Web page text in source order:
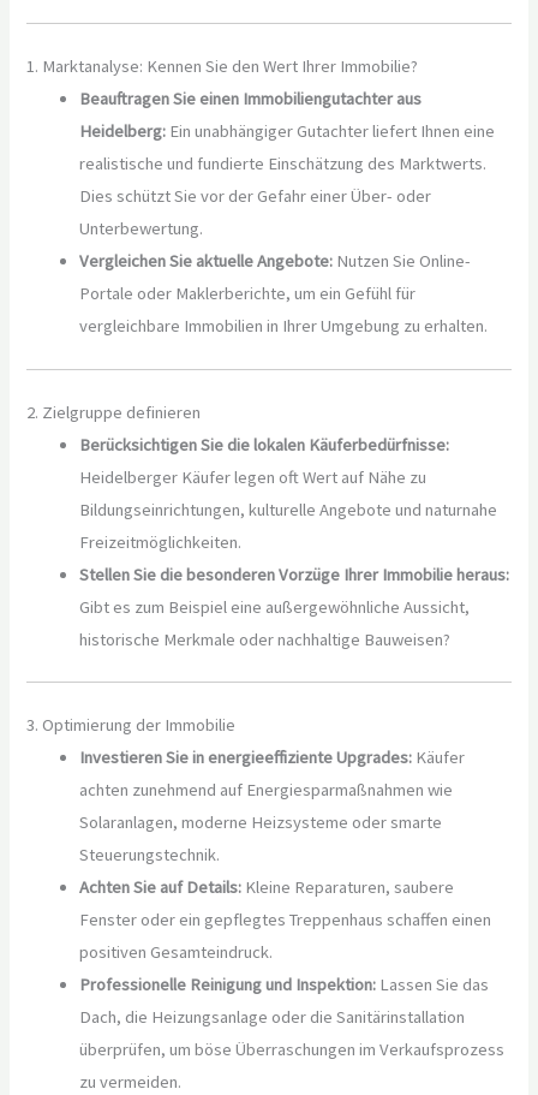
1. Marktanalyse: Kennen Sie den Wert Ihrer Immobilie?
Beauftragen Sie einen Immobiliengutachter aus
Heidelberg: Ein unabhängiger Gutachter liefert Ihnen eine
realistische und fundierte Einschätzung des Marktwerts.
Dies schützt Sie vor der Gefahr einer Über- oder
Unterbewertung.
Vergleichen Sie aktuelle Angebote: Nutzen Sie Online-
Portale oder Maklerberichte, um ein Gefühl für
vergleichbare Immobilien in Ihrer Umgebung zu erhalten.
2. Zielgruppe definieren
Berücksichtigen Sie die lokalen Käuferbedürfnisse:
Heidelberger Käufer legen oft Wert auf Nähe zu
Bildungseinrichtungen, kulturelle Angebote und naturnahe
Freizeitmöglichkeiten.
Stellen Sie die besonderen Vorzüge Ihrer Immobilie heraus:
Gibt es zum Beispiel eine außergewöhnliche Aussicht,
historische Merkmale oder nachhaltige Bauweisen?
3. Optimierung der Immobilie
Investieren Sie in energieeffiziente Upgrades: Käufer
achten zunehmend auf Energiesparmaßnahmen wie
Solaranlagen, moderne Heizsysteme oder smarte
Steuerungstechnik.
Achten Sie auf Details: Kleine Reparaturen, saubere
Fenster oder ein gepflegtes Treppenhaus schaffen einen
positiven Gesamteindruck.
Professionelle Reinigung und Inspektion: Lassen Sie das
Dach, die Heizungsanlage oder die Sanitärinstallation
überprüfen, um böse Überraschungen im Verkaufsprozess
zu vermeiden.